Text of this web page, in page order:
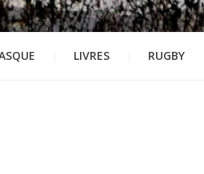
LIVRES RUGBY